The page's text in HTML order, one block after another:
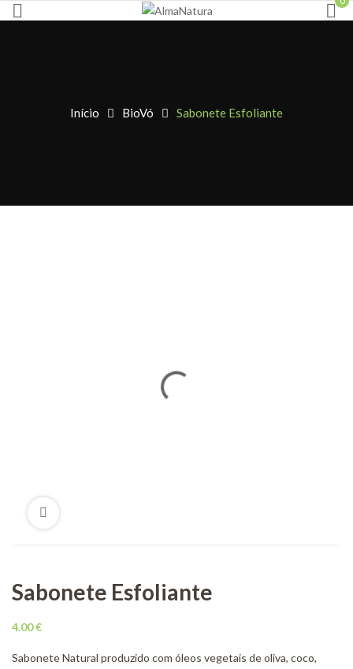
Início BioVó Sabonete Esfoliante
Sabonete Esfoliante
4.00€
Sabonete Natural produzido com óleos vegetais de oliva, coco,